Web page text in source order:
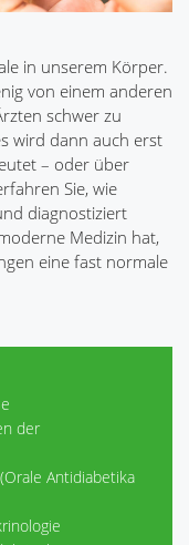
in unserem Körper.
von einem anderen
schwer zu
wird dann auch erst
– oder über
Sie, wie
diagnostiziert
Medizin hat,
eine fast normale
der
Antidiabetika